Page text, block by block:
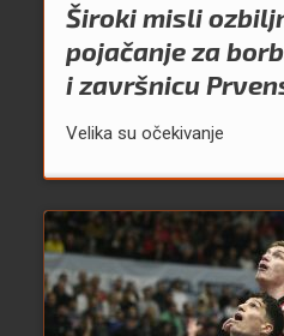
Široki misli
pojačanje za
i završnicu
Velika su očekivanje